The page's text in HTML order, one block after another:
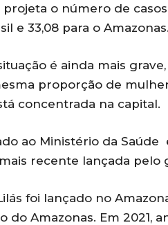
o número de casos
e 33,08 para o Amazonas.
é ainda mais
proporção de
concentrada na capital.
ao Ministério da Saúde
recente lançada pelo
foi lançado no
do Amazonas. Em 2021,